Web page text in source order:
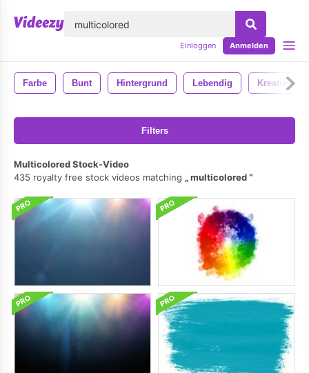
Einloggen Anmelden
Farbe Bunt Hintergrund Lebendig Kreativität
Filters
Multicolored Stock-Video
435 royalty free stock videos matching
multicolored